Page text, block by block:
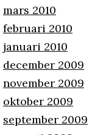
mars 2010
februari 2010
januari 2010
december 2009
november 2009
oktober 2009
september 2009